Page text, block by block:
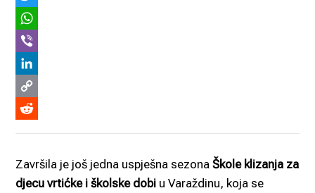
Link
Reddit
Završila je još jedna uspješna sezona Škole klizanja za
djecu vrtićke i školske dobi u Varaždinu, koja se